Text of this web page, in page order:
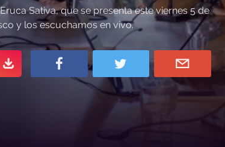
Sativa, que se presenta este viernes 5 de
y los escuchamos en vivo.